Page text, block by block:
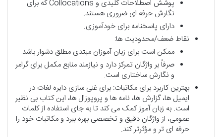
پوشش اصطلاحات کلیدی و Collocations که برای
نگارش حرفه ای ضروری هستند.
دارای پاسخنامه برای خودآموزی.
نقاط ضعف/محدودیت ها:
ممکن است برای زبان آموزان مبتدی مطلق دشوار باشد.
صرفاً بر واژگان تمرکز دارد و نیازمند منابع مکمل برای گرامر
و نگارش ساختاری است.
بهترین کاربرد برای مکاتبات: برای غنی سازی دایره لغات در
ایمیل ها، گزارش ها، نامه ها و پروپوزال ها، این کتاب بی نظیر
است. به زبان آموز کمک می کند تا به جای استفاده از کلمات
عمومی، از واژگان دقیق و تخصصی بهره ببرد و مکاتبات خود را
حرفه ای تر و مؤثرتر کند.